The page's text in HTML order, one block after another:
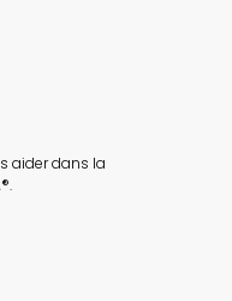
aider dans la